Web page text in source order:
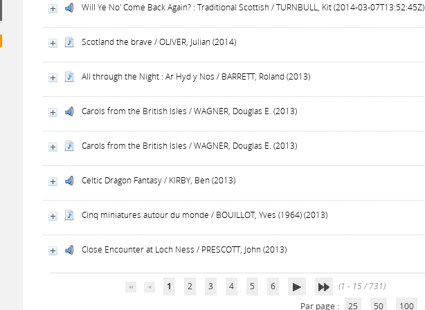
Will Ye No' Come Back Again? : Traditional Scottish / TURNBULL, Kit (2014-03-07T13:52:45Z)
Scotland the brave / OLIVER, Julian (2014)
All through the Night : Ar Hyd y Nos / BARRETT, Roland (2013)
Carols from the British Isles / WAGNER, Douglas E. (2013)
Carols from the British Isles / WAGNER, Douglas E. (2013)
Celtic Dragon Fantasy / KIRBY, Ben (2013)
Cinq miniatures autour du monde / BOUILLOT, Yves (1964) (2013)
Close Encounter at Loch Ness / PRESCOTT, John (2013)
1 2 3 4 5 6
(1 - 15 / 731)
Par page :
25 50 100